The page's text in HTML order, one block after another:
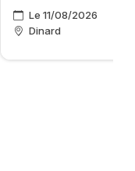
Le 11/08/2026
Dinard